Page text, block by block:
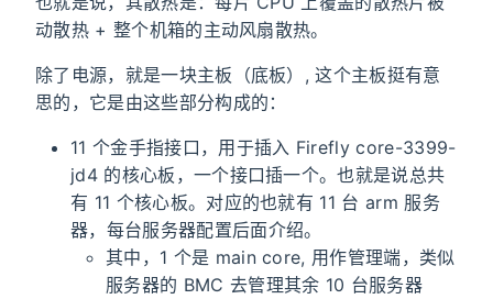
动散热 + 整个机箱的主动风扇散热。
除了电源，就是一块主板（底板）, 这个主板挺有意
思的，它是由这些部分构成的：
11 个金手指接口，用于插入 Firefly core-3399-
jd4 的核心板，一个接口插一个。也就是说总共
有 11 个核心板。对应的也就有 11 台 arm 服务
器，每台服务器配置后面介绍。
其中，1 个是 main core, 用作管理端，类似
服务器的 BMC 去管理其余 10 台服务器